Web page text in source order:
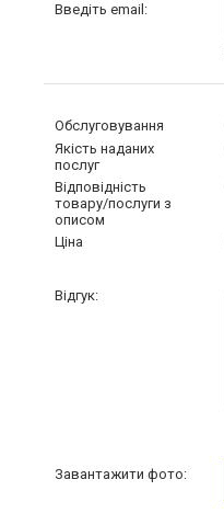
Введіть email:
Обслуговування
Якість наданих
послуг
Відповідність
товару/послуги з
описом
Ціна
Відгук:
Завантажити фото: